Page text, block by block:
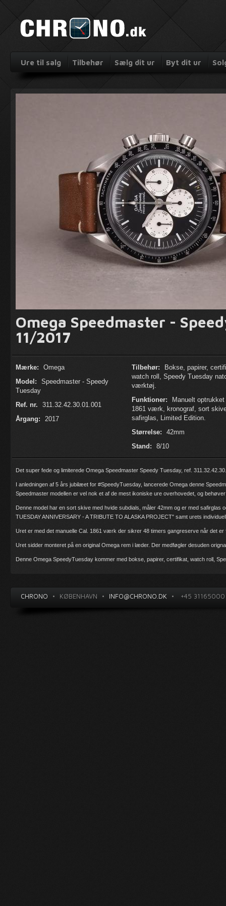
Ure til salg Tilbehør Sælg dit ur Byt dit ur
Omega Speedmaster -
11/2017
Mærke:
Omega
Model:
Speedmaster - Speedy
Tuesday
Ref. nr.
311.32.42.30.01.001
Årgang:
2017
Tilbehør:
Bokse, papirer,
watch roll, Speedy Tuesday
værktøj.
Funktioner:
Manuelt
1861 værk, kronograf, sort
safirglas, Limited Edition.
Størrelse:
42mm
Stand:
8/10
Det super fede og limiterede Omega Speedmaster Speedy Tuesday, ref.
I anledningen af 5 års jubilæet for #SpeedyTuesday, lancerede Omega denne
Speedmaster modellen er vel nok et af de mest ikoniske ure overhovedet, og
Denne model har en sort skive med hvide subdials, måler 42mm og er med safirglas
TUESDAY ANNIVERSARY - A TRIBUTE TO ALASKA PROJECT" samt urets
Uret er med det manuelle Cal. 1861 værk der sikrer 48 timers gangreserve når det er
Uret sidder monteret på en original Omega rem i læder. Der medføgler desuden
Denne Omega SpeedyTuesday kommer med bokse, papirer, certifikat, watch roll,
CHRONO • KØBENHAVN • INFO@CHRONO.DK • +45 31165000